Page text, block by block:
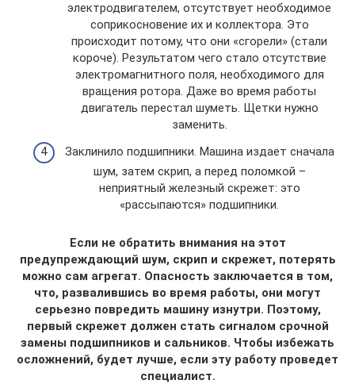
электродвигателем, отсутствует необходимое
соприкосновение их и коллектора. Это
происходит потому, что они «сгорели» (стали
короче). Результатом чего стало отсутствие
электромагнитного поля, необходимого для
вращения ротора. Даже во время работы
двигатель перестал шуметь. Щетки нужно
заменить.
Заклинило подшипники. Машина издает сначала
шум, затем скрип, а перед поломкой –
неприятный железный скрежет: это
«рассыпаются» подшипники.
Если не обратить внимания на этот
предупреждающий шум, скрип и скрежет, потерять
можно сам агрегат. Опасность заключается в том,
что, развалившись во время работы, они могут
серьезно повредить машину изнутри. Поэтому,
первый скрежет должен стать сигналом срочной
замены подшипников и сальников. Чтобы избежать
осложнений, будет лучше, если эту работу проведет
специалист.